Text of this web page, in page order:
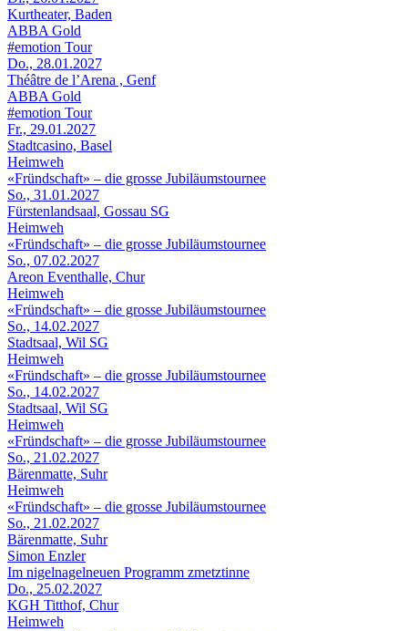
Kurtheater, Baden
ABBA Gold
#emotion Tour
Do., 28.01.2027
Théâtre de l’Arena , Genf
ABBA Gold
#emotion Tour
Fr., 29.01.2027
Stadtcasino, Basel
Heimweh
«Fründschaft» – die grosse Jubiläumstournee
So., 31.01.2027
Fürstenlandsaal, Gossau SG
Heimweh
«Fründschaft» – die grosse Jubiläumstournee
So., 07.02.2027
Areon Eventhalle, Chur
Heimweh
«Fründschaft» – die grosse Jubiläumstournee
So., 14.02.2027
Stadtsaal, Wil SG
Heimweh
«Fründschaft» – die grosse Jubiläumstournee
So., 14.02.2027
Stadtsaal, Wil SG
Heimweh
«Fründschaft» – die grosse Jubiläumstournee
So., 21.02.2027
Bärenmatte, Suhr
Heimweh
«Fründschaft» – die grosse Jubiläumstournee
So., 21.02.2027
Bärenmatte, Suhr
Simon Enzler
Im nigelnagelneuen Programm zmetztinne
Do., 25.02.2027
KGH Titthof, Chur
Heimweh